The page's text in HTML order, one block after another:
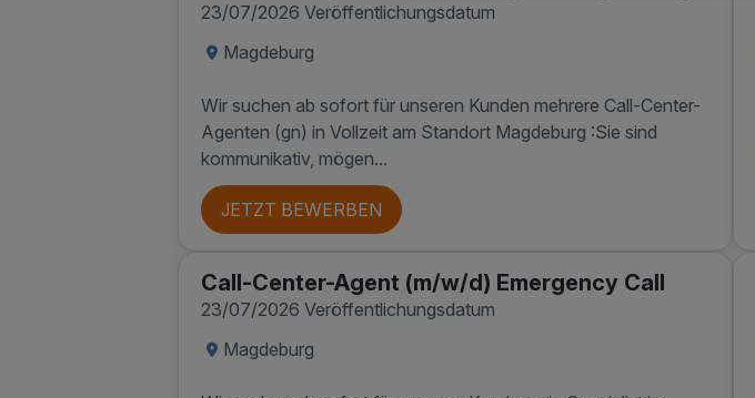
23/07/2026 Veröffentlichungsdatum
Magdeburg
Wir suchen ab sofort für unseren Kunden mehrere Call-Center-
Agenten (gn) in Vollzeit am Standort Magdeburg :Sie sind
kommunikativ, mögen...
JETZT BEWERBEN
Call-Center-Agent (m/w/d) Emergency Call
23/07/2026 Veröffentlichungsdatum
Magdeburg